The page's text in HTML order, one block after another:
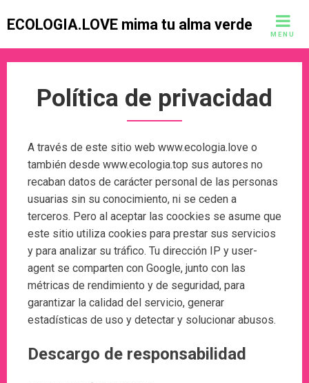
ECOLOGIA.LOVE mima tu alma verde
MENU
Política de privacidad
A través de este sitio web www.ecologia.love o
también desde www.ecologia.top sus autores no
recaban datos de carácter personal de las personas
usuarias sin su conocimiento, ni se ceden a
terceros. Pero al aceptar las coockies se asume que
este sitio utiliza cookies para prestar sus servicios
y para analizar su tráfico. Tu dirección IP y user-
agent se comparten con Google, junto con las
métricas de rendimiento y de seguridad, para
garantizar la calidad del servicio, generar
estadísticas de uso y detectar y solucionar abusos.
Descargo de responsabilidad